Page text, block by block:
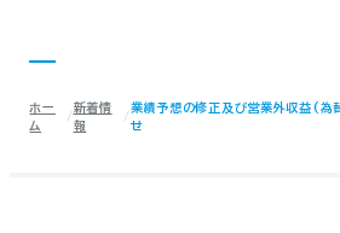
中長期経営計画
IRカレンダー
サイトマッププライバ
ホー
ム
新着情
報
業績予想の修正及び営業外収益(為
せ